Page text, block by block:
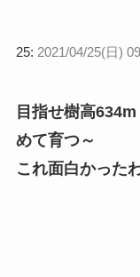
25: 2021/04/25(日)
目指せ樹高
めて育つ～
これ面白かった